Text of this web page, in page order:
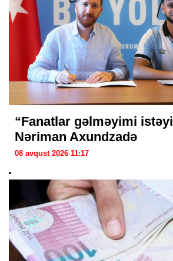
“Fanatlar gəlməyimi
Nəriman Axundzadə
08 avqust 2026 11:17